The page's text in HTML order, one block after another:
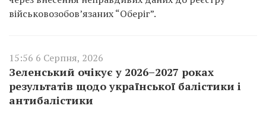
військовозобов’язаних “Оберіг”.
15:56 6 Серпня, 2026
Зеленський очікує у 2026–2027 роках
результатів щодо української балістики і
антибалістики